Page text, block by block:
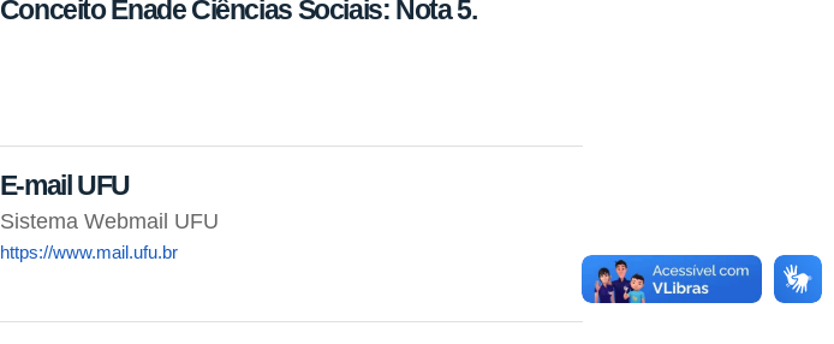
Conceito Enade Ciências Sociais: Nota 5.
E-mail UFU
Sistema Webmail UFU
https://www.mail.ufu.br